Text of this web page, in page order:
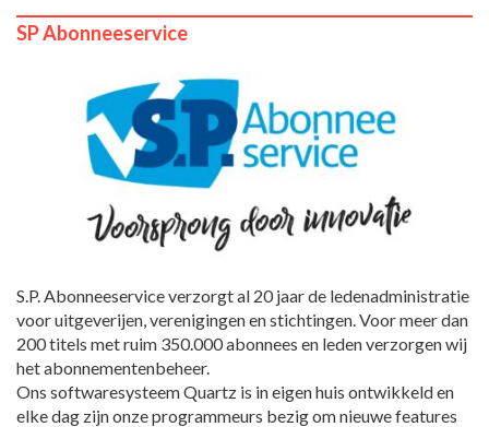
SP Abonneeservice
S.P. Abonneeservice verzorgt al 20 jaar de ledenadministratie
voor uitgeverijen, verenigingen en stichtingen. Voor meer dan
200 titels met ruim 350.000 abonnees en leden verzorgen wij
het abonnementenbeheer.
Ons softwaresysteem Quartz is in eigen huis ontwikkeld en
elke dag zijn onze programmeurs bezig om nieuwe features